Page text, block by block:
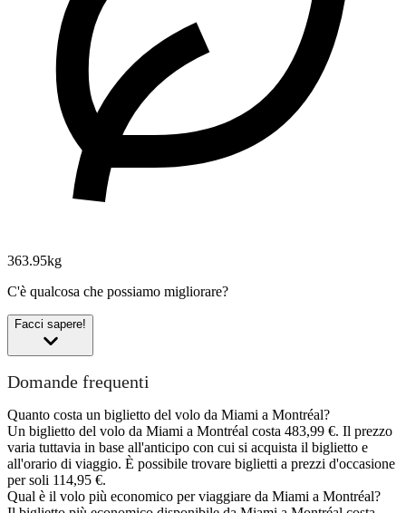
363.95kg
C'è qualcosa che possiamo migliorare?
Facci sapere!
Domande frequenti
Quanto costa un biglietto del volo da Miami a Montréal?
Un biglietto del volo da Miami a Montréal costa 483,99 €. Il prezzo
varia tuttavia in base all'anticipo con cui si acquista il biglietto e
all'orario di viaggio. È possibile trovare biglietti a prezzi d'occasione
per soli 114,95 €.
Qual è il volo più economico per viaggiare da Miami a Montréal?